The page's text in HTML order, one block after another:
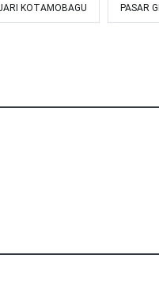
KOTAMOBAGU PASAR